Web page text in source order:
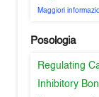
Maggiori
Posologia
Regulating
Inhibitory